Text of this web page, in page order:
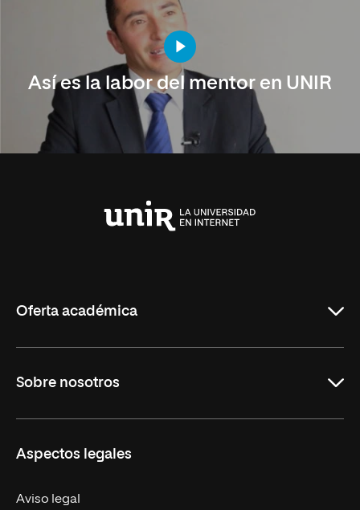
Así es la labor del mentor en UNIR
Oferta académica
Maestrías
Sobre nosotros
Trabaja en UNIR
Actualidad
Aspectos legales
Aviso legal